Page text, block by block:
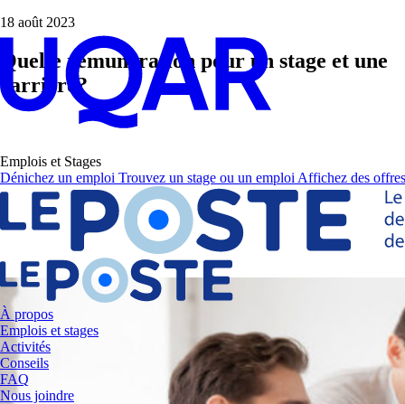
Emplois et Stages
Dénichez un emploi Trouvez un stage ou un emploi Affichez des
À propos
Emplois et stages
Activités
Conseils
FAQ
Nous joindre
18 août 2023
Quelle rémunération pour un stage et une
carrière?